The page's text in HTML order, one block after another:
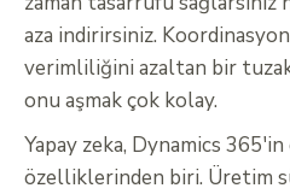
aza indirirsiniz.
verimliliğini azaltan bir
onu aşmak çok kolay.
Yapay zeka, Dynamics
özelliklerinden biri. Üretim